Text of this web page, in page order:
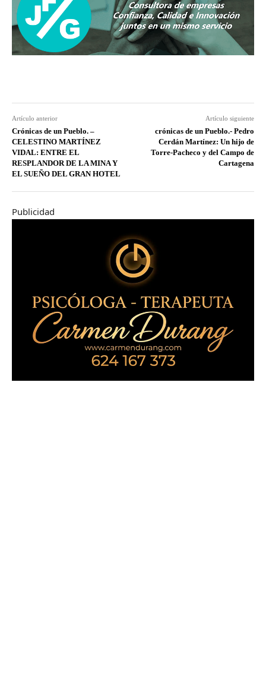
Artículo anterior
Crónicas de un Pueblo. –
CELESTINO MARTÍNEZ
VIDAL: ENTRE EL
RESPLANDOR DE LA MINA Y
EL SUEÑO DEL GRAN HOTEL
Artículo siguiente
crónicas de un Pueblo.- Pedro
Cerdán Martínez: Un hijo de
Torre-Pacheco y del Campo de
Cartagena
Publicidad